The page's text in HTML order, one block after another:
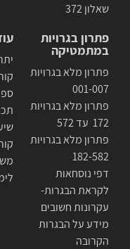
שאלון 372
פתרון בגרויות
במתמטיקה
פתרון מלא בגרויות
001-007
פתרון מלא בגרויות
172 עד 572
פתרון מלא בגרויות
182-582
דפי נוסחאות
לקראת הבגרות-
עקרונות חשובים
מידע על הבגרות
הקרובה